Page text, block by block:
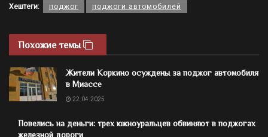
Хештеги: поджог поджоги автомобилей
Похожие темы
Жители Коркино осуждены за поджог автомобиля
в Миассе
22.04.2025
Повелись на деньги: трех южноуральцев обвиняют в поджогах
железной дороги